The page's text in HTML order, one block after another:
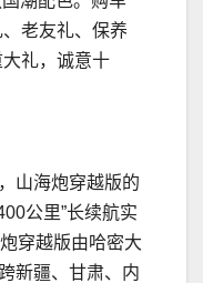
老友礼、保养
礼，诚意十
山海炮穿越版的
公里”长续航实
穿越版由哈密大
新疆、甘肃、内